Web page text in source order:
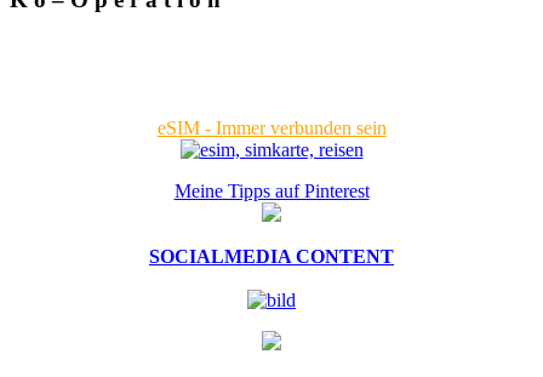
eSIM - Immer verbunden sein
Meine Tipps auf Pinterest
SOCIALMEDIA CONTENT